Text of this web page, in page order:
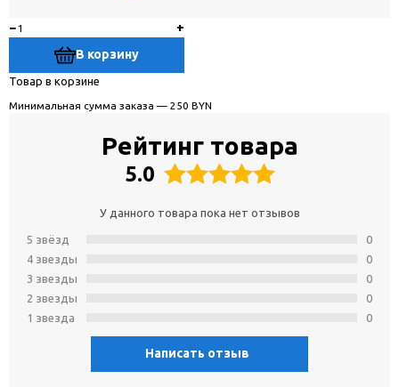
−
+
В корзину
Товар в корзине
Минимальная сумма заказа — 250 BYN
Рейтинг товара
5.0
У данного товара пока нет отзывов
5 звёзд
4 звeзды
3 звeзды
2 звeзды
1 звeзда
0
0
0
0
0
Написать отзыв